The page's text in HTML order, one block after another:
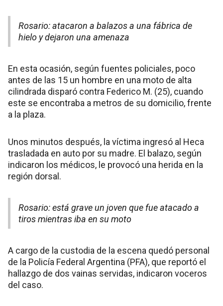
Rosario: atacaron a balazos a una fábrica de
hielo y dejaron una amenaza
En esta ocasión, según fuentes policiales, poco
antes de las 15 un hombre en una moto de alta
cilindrada disparó contra Federico M. (25), cuando
este se encontraba a metros de su domicilio, frente
a la plaza.
Unos minutos después, la víctima ingresó al Heca
trasladada en auto por su madre. El balazo, según
indicaron los médicos, le provocó una herida en la
región dorsal.
Rosario: está grave un joven que fue atacado a
tiros mientras iba en su moto
A cargo de la custodia de la escena quedó personal
de la Policía Federal Argentina (PFA), que reportó el
hallazgo de dos vainas servidas, indicaron voceros
del caso.